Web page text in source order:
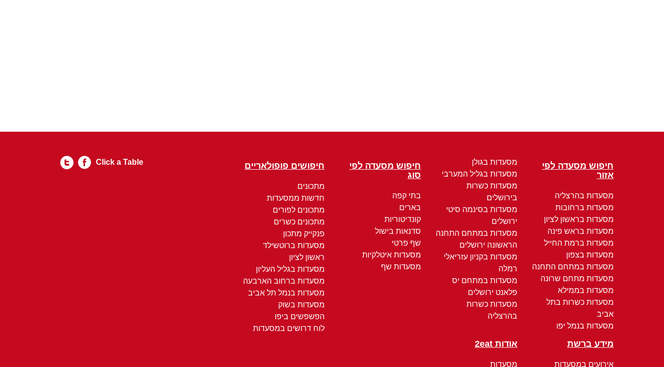
חיפוש מסעדה לפי
אזור
מסעדות בהרצליה
מסעדות ברחובות
מסעדות בראשון לציון
מסעדות בראש פינה
מסעדות ברמת החייל
מסעדות בצפון
מסעדות במתחם התחנה
מסעדות מתחם שרונה
מסעדות בממילא
מסעדות כשרות בתל
אביב
מסעדות בנמל יפו
מסעדות בגולן
מסעדות בגליל המערבי
מסעדות כשרות
בירושלים
מסעדות בסינמה סיטי
ירושלים
מסעדות במתחם התחנה
הראשונה ירושלים
מסעדות בקניון עזריאלי
רמלה
מסעדות במתחם יס
פלאנט ירושלים
מסעדות כשרות
בהרצליה
חיפוש מסעדה לפי
סוג
בתי קפה
בארים
קונדיטוריות
סדנאות בישול
שף פרטי
מסעדות איטלקיות
מסעדות שף
חיפושים פופולאריים
מתכונים
חדשות ממסעדות
מתכונים לפורים
מתכונים כשרים
פנקייק מתכון
מסעדות ברוטשילד
ראשון לציון
מסעדות בגליל העליון
מסעדות ברחוב הארבעה
מסעדות בנמל תל אביב
מסעדות בשוק
הפשפשים ביפו
לוח דרושים במסעדות
מידע ברשת
אירועים במסעדות
אודות 2eat
מסעדות
Click a Table